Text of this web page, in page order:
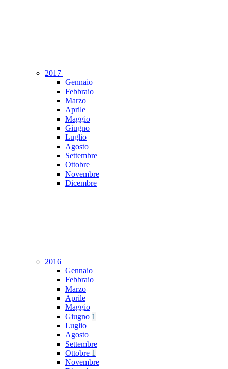
2017
Gennaio
Febbraio
Marzo
Aprile
Maggio
Giugno
Luglio
Agosto
Settembre
Ottobre
Novembre
Dicembre
2016
Gennaio
Febbraio
Marzo
Aprile
Maggio
Giugno 1
Luglio
Agosto
Settembre
Ottobre 1
Novembre